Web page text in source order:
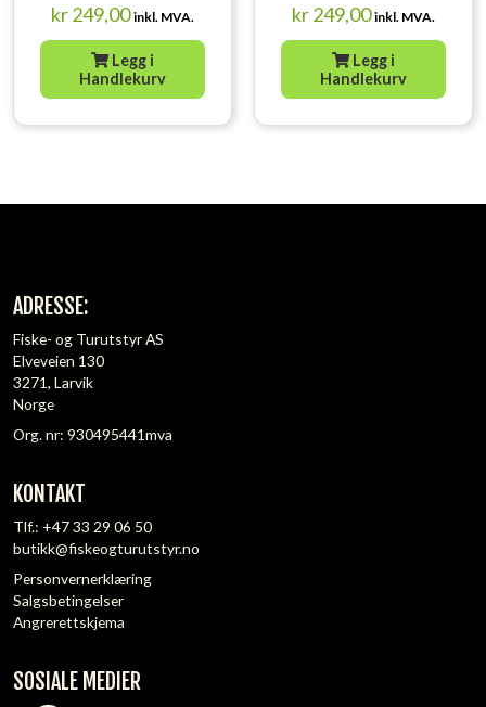
kr249,00 inkl. MVA.
Legg i
Handlekurv
kr249,00 inkl. MVA.
Legg i
Handlekurv
ADRESSE:
Fiske- og Turutstyr AS
Elveveien 130
3271, Larvik
Norge
Org. nr: 930495441mva
KONTAKT
Tlf.: +47 33 29 06 50
butikk@fiskeogturutstyr.no
Personvernerklæring
Salgsbetingelser
Angrerettskjema
SOSIALE MEDIER